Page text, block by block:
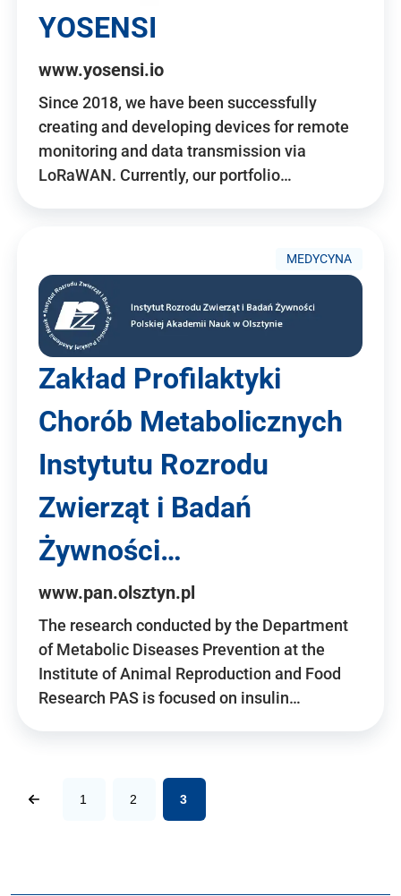
YOSENSI
www.yosensi.io
Since 2018, we have been successfully
creating and developing devices for remote
monitoring and data transmission via
LoRaWAN. Currently, our portfolio…
MEDYCYNA
Zakład Profilaktyki
Chorób Metabolicznych
Instytutu Rozrodu
Zwierząt i Badań
Żywności…
www.pan.olsztyn.pl
The research conducted by the Department
of Metabolic Diseases Prevention at the
Institute of Animal Reproduction and Food
Research PAS is focused on insulin…
1 2 3